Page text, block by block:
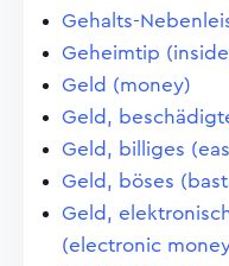
Gehalts-
Geheimtip
Geld (money)
Geld,
Geld, billiges
Geld, böses
Geld,
(electronic